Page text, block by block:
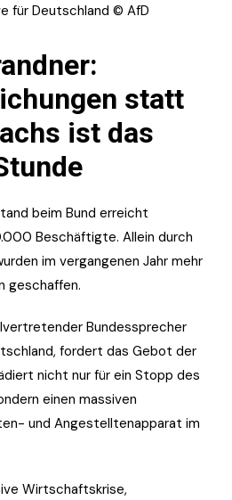
für Deutschland © AfD
statt
ist das
beim Bund erreicht
Beschäftigte. Allein durch
im vergangenen Jahr mehr
geschaffen.
Bundessprecher
fordert das Gebot der
nicht nur für ein Stopp des
einen massiven
und Angestelltenapparat im
Wirtschaftskrise,